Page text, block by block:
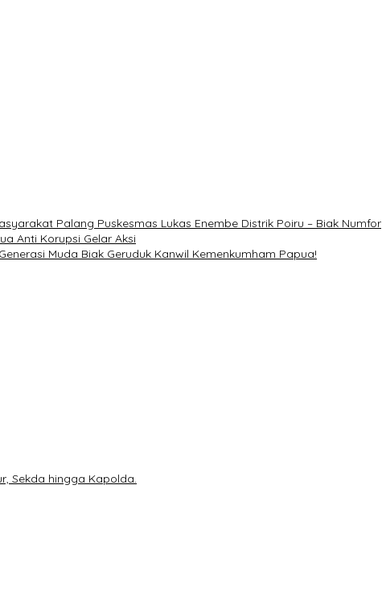
Palang Puskesmas Lukas Enembe Distrik Poiru – Biak Numfor
Anti Korupsi Gelar Aksi
Muda Biak Geruduk Kanwil Kemenkumham Papua!
Sekda hingga Kapolda.